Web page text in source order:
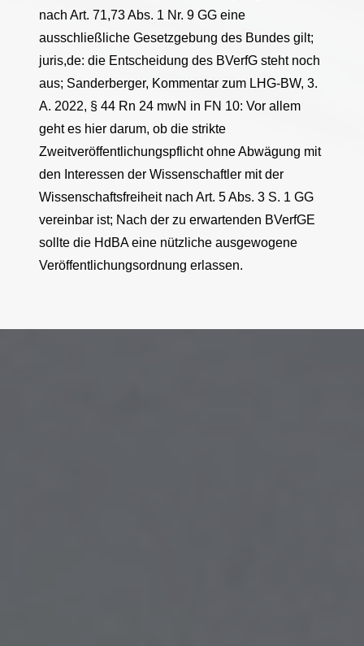
nach Art. 71,73 Abs. 1 Nr. 9 GG eine
ausschließliche Gesetzgebung des Bundes gilt;
juris,de: die Entscheidung des BVerfG steht noch
aus; Sanderberger, Kommentar zum LHG-BW, 3.
A. 2022, § 44 Rn 24 mwN in FN 10: Vor allem
geht es hier darum, ob die strikte
Zweitveröffentlichungspflicht ohne Abwägung mit
den Interessen der Wissenschaftler mit der
Wissenschaftsfreiheit nach Art. 5 Abs. 3 S. 1 GG
vereinbar ist; Nach der zu erwartenden BVerfGE
sollte die HdBA eine nützliche ausgewogene
Veröffentlichungsordnung erlassen.